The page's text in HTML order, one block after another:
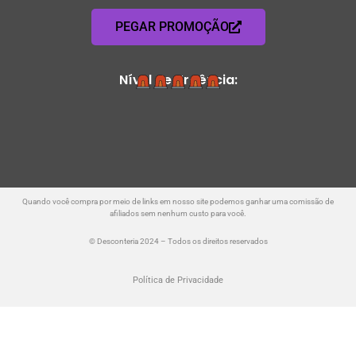
PEGAR PROMOÇÃO
Nível de Urgência:
Quando você compra por meio de links em nosso site podemos ganhar uma comissão de
afiliados sem nenhum custo para você.
© Desconteria 2024 – Todos os direitos reservados
Política de Privacidade